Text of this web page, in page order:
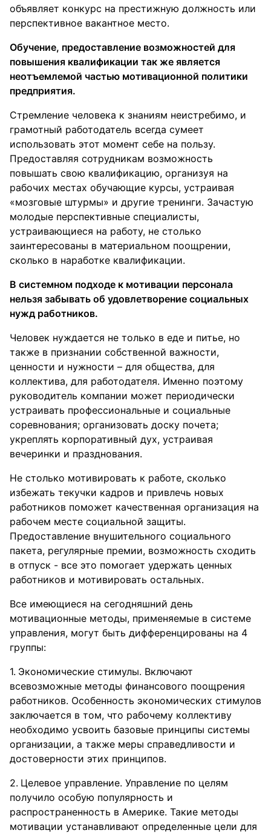
объявляет конкурс на престижную должность или
перспективное вакантное место.
Обучение, предоставление возможностей для
повышения квалификации так же является
неотъемлемой частью мотивационной политики
предприятия.
Стремление человека к знаниям неистребимо, и
грамотный работодатель всегда сумеет
использовать этот момент себе на пользу.
Предоставляя сотрудникам возможность
повышать свою квалификацию, организуя на
рабочих местах обучающие курсы, устраивая
«мозговые штурмы» и другие тренинги. Зачастую
молодые перспективные специалисты,
устраивающиеся на работу, не столько
заинтересованы в материальном поощрении,
сколько в наработке квалификации.
В системном подходе к мотивации персонала
нельзя забывать об удовлетворение социальных
нужд работников.
Человек нуждается не только в еде и питье, но
также в признании собственной важности,
ценности и нужности – для общества, для
коллектива, для работодателя. Именно поэтому
руководитель компании может периодически
устраивать профессиональные и социальные
соревнования; организовать доску почета;
укреплять корпоративный дух, устраивая
вечеринки и празднования.
Не столько мотивировать к работе, сколько
избежать текучки кадров и привлечь новых
работников поможет качественная организация на
рабочем месте социальной защиты.
Предоставление внушительного социального
пакета, регулярные премии, возможность сходить
в отпуск - все это помогает удержать ценных
работников и мотивировать остальных.
Все имеющиеся на сегодняшний день
мотивационные методы, применяемые в системе
управления, могут быть дифференцированы на 4
группы:
Экономические стимулы. Включают
всевозможные методы финансового поощрения
работников. Особенность экономических стимулов
заключается в том, что рабочему коллективу
необходимо усвоить базовые принципы системы
организации, а также меры справедливости и
достоверности этих принципов.
Целевое управление. Управление по целям
получило особую популярность и
распространенность в Америке. Такие методы
мотивации устанавливают определенные цели для